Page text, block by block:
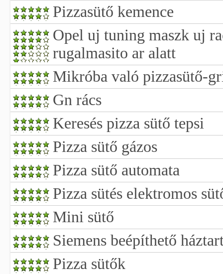
Pizzasütő kemence
Opel uj tuning maszk uj
rugalmasito ar alatt
Mikróba való pizzasütő-
Gn rács
Keresés pizza sütő tepsi
Pizza sütő gázos
Pizza sütő automata
Pizza sütés elektromos
Mini sütő
Siemens beépíthető
Pizza sütők